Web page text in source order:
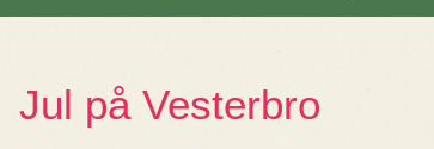
Jul på Vesterbro